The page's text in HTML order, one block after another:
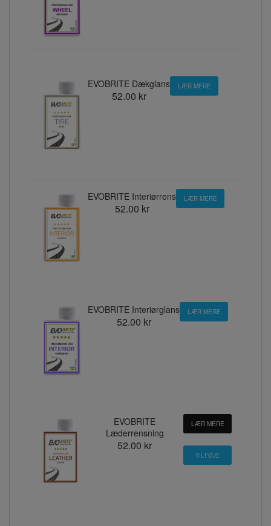
EVOBRITE Dækglans
52.00 kr
LÆR MERE
EVOBRITE Interiørrens
52.00 kr
LÆR MERE
EVOBRITE Interiørglans
52.00 kr
LÆR MERE
EVOBRITE
Læderrensning
52.00 kr
LÆR MERE